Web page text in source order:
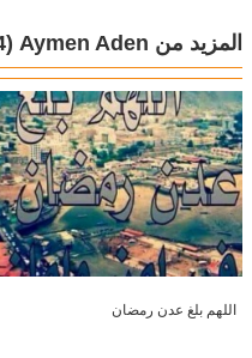
المزيد من Aymen Aden (4 مشاركة)
اللهم بلغ عدن رمضان